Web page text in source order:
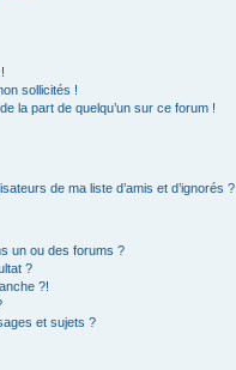
sollicités !
la part de quelqu’un sur ce forum !
de ma liste d’amis et d’ignorés ?
un ou des forums ?
?
?!
et sujets ?